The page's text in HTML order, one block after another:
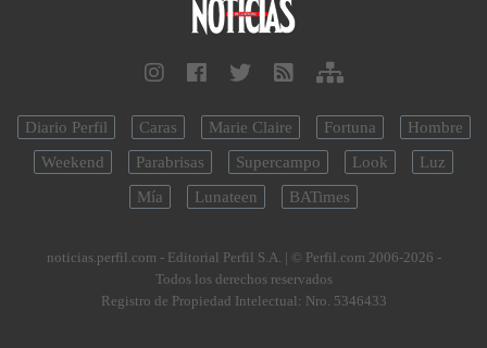
Diario Perfil Caras Marie Claire Fortuna
Hombre
Weekend
Parabrisas Supercampo Look
Luz
Mía
Lunateen BATimes
noticias.perfil.com - Editorial Perfil S.A. | © Perfil.com 2006-2026 -
Todos los derechos reservados
Registro de Propiedad Intelectual: Nro. 5346433